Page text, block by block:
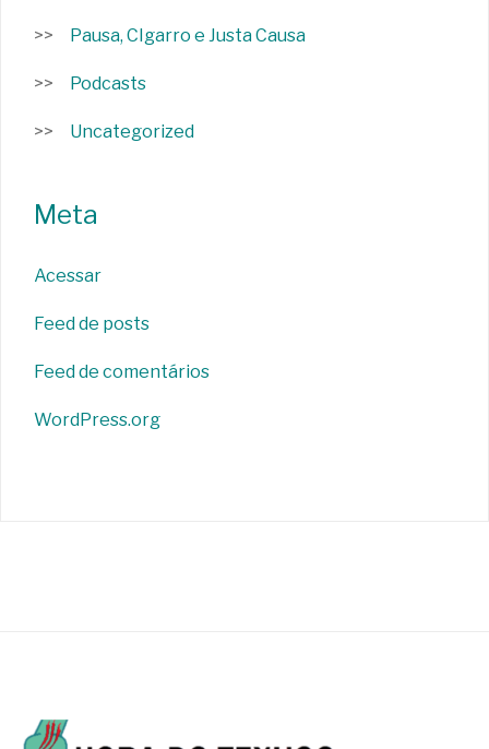
Pausa, CIgarro e Justa Causa
Podcasts
Uncategorized
Meta
Acessar
Feed de posts
Feed de comentários
WordPress.org